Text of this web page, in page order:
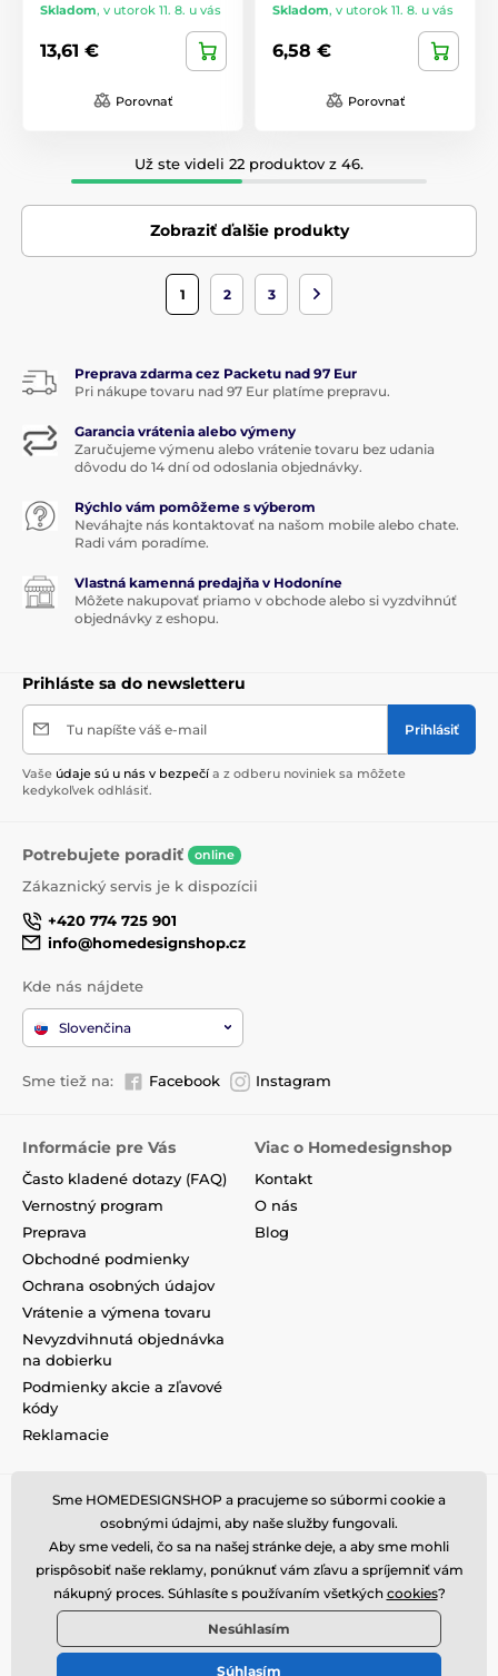
Skladom, v utorok 11. 8. u vás
13,61 €
Porovnať
Skladom, v utorok 11. 8. u vás
6,58 €
Porovnať
Už ste videli 22 produktov z 46.
Zobraziť ďalšie produkty
1 2 3
Preprava zdarma cez Packetu nad 97 Eur
Pri nákupe tovaru nad 97 Eur platíme prepravu.
Garancia vrátenia alebo výmeny
Zaručujeme výmenu alebo vrátenie tovaru bez udania
dôvodu do 14 dní od odoslania objednávky.
Rýchlo vám pomôžeme s výberom
Neváhajte nás kontaktovať na našom mobile alebo chate.
Radi vám poradíme.
Vlastná kamenná predajňa v Hodoníne
Môžete nakupovať priamo v obchode alebo si vyzdvihnúť
objednávky z eshopu.
Prihláste sa do newsletteru
Tu napíšte váš e-mail Prihlásiť
Vaše údaje sú u nás v bezpečí a z odberu noviniek sa môžete
kedykoľvek odhlásiť.
Potrebujete poradiť online
Zákaznický servis je k dispozícii
+420 774 725 901
info@homedesignshop.cz
Kde nás nájdete
Slovenčina
Sme tiež na: Facebook Instagram
Informácie pre Vás
Často kladené dotazy (FAQ)
Vernostný program
Preprava
Obchodné podmienky
Ochrana osobných údajov
Vrátenie a výmena tovaru
Nevyzdvihnutá objednávka
na dobierku
Podmienky akcie a zľavové
kódy
Reklamacie
Viac o Homedesignshop
Kontakt
O nás
Blog
Sme HOMEDESIGNSHOP a pracujeme so súbormi cookie a
osobnými údajmi, aby naše služby fungovali.
Aby sme vedeli, čo sa na našej stránke deje, a aby sme mohli
prispôsobiť naše reklamy, ponúknuť vám zľavu a spríjemniť vám
nákupný proces. Súhlasíte s používaním všetkých cookies?
Nesúhlasím
Súhlasím